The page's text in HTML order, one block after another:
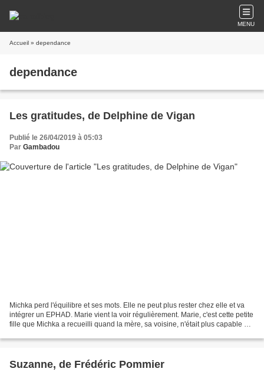
MENU
Accueil » dependance
dependance
Les gratitudes, de Delphine de Vigan
Publié le 26/04/2019 à 05:03
Par Gambadou
Michka perd l'équilibre et ses mots. Elle ne peut plus rester chez elle et va
intégrer un EPHAD. Marie vient la voir régulièrement. Marie, c'est cette petite
fille que Michka a recueilli quand la mère, sa voisine, n'était plus capable de
Suzanne, de Frédéric Pommier